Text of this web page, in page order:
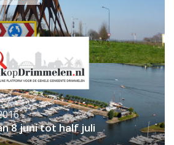
8 juni tot half juli